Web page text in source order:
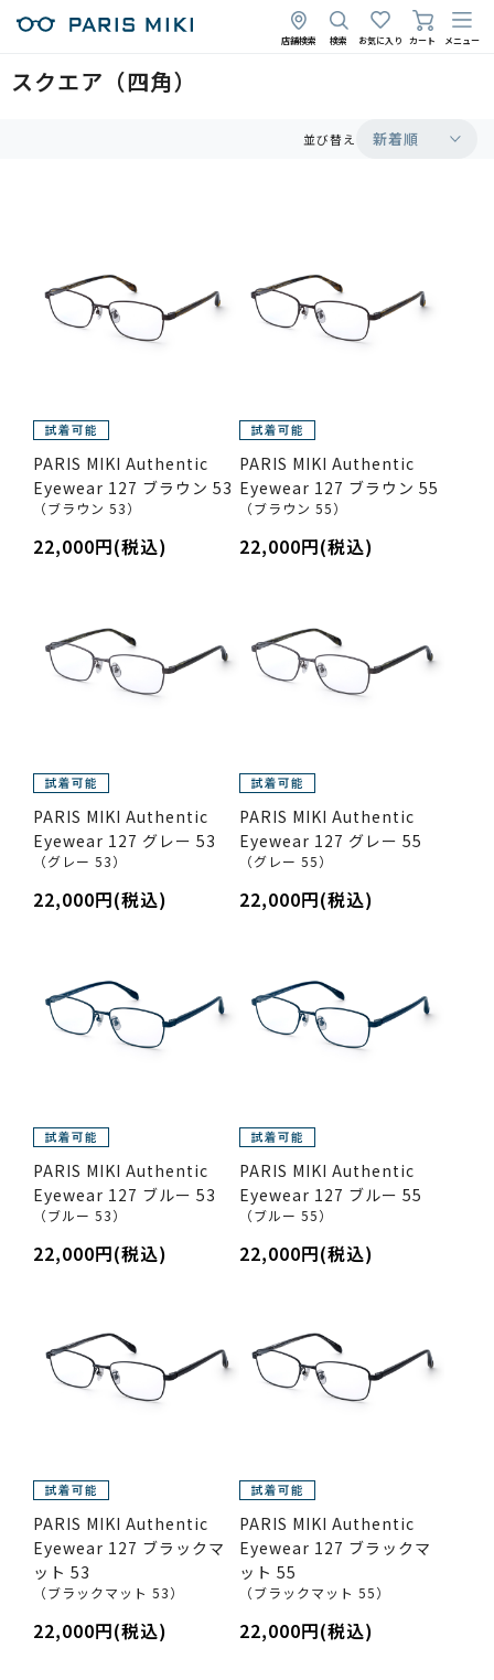
店舗検索 検索 お気に入り カート メニュー
スクエア（四角）
並び替え 新着順
PARIS MIKI Authentic
Eyewear 127 ブラウン 53
（ブラウン 53）
22,000円(税込)
PARIS MIKI Authentic
Eyewear 127 ブラウン 55
（ブラウン 55）
22,000円(税込)
PARIS MIKI Authentic
Eyewear 127 グレー 53
（グレー 53）
22,000円(税込)
PARIS MIKI Authentic
Eyewear 127 グレー 55
（グレー 55）
22,000円(税込)
PARIS MIKI Authentic
Eyewear 127 ブルー 53
（ブルー 53）
22,000円(税込)
PARIS MIKI Authentic
Eyewear 127 ブルー 55
（ブルー 55）
22,000円(税込)
PARIS MIKI Authentic
Eyewear 127 ブラックマ
ット 53
（ブラックマット 53）
22,000円(税込)
PARIS MIKI Authentic
Eyewear 127 ブラックマ
ット 55
（ブラックマット 55）
22,000円(税込)